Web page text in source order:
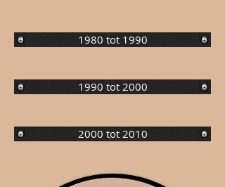
1980 tot 1990
1990 tot 2000
2000 tot 2010